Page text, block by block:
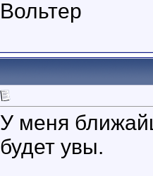
Вольтер
У меня
будет увы.